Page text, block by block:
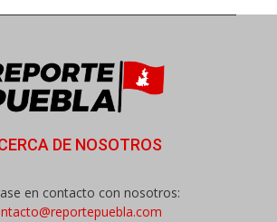
DE NOSOTROS
en contacto con nosotros: